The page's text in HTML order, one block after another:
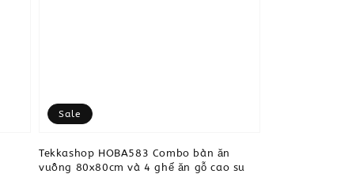
Sale
Tekkashop HOBA583 Combo bàn ăn
vuông 80x80cm và 4 ghế ăn gỗ cao su